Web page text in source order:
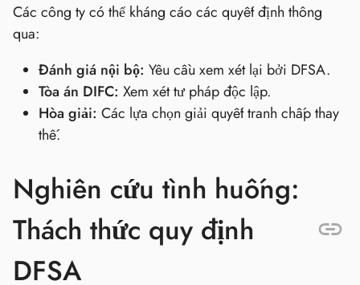
Các công ty có thể kháng cáo các quyết định thông
qua:
Đánh giá nội bộ: Yêu cầu xem xét lại bởi DFSA.
Tòa án DIFC: Xem xét tư pháp độc lập.
Hòa giải: Các lựa chọn giải quyết tranh chấp thay
thế.
Nghiên cứu tình huống:
Thách thức quy định
DFSA